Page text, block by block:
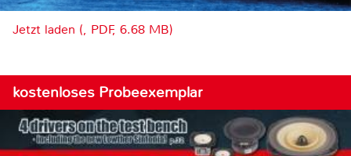
Jetzt laden (, PDF, 6.68 MB)
kostenloses Probeexemplar